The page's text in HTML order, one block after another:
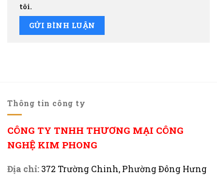
tôi.
Thông tin công ty
CÔNG TY TNHH THƯƠNG MẠI CÔNG
NGHỆ KIM PHONG
Địa chỉ: 372 Trường Chinh, Phường Đông Hưng